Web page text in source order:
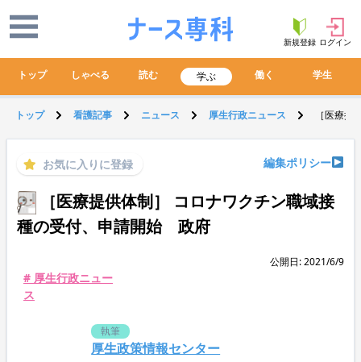
新規登録 ログイン
トップ しゃべる 読む 学ぶ 働く 学生
トップ 看護記事 ニュース 厚生行政ニュース ［医療
お気に入りに登録 編集ポリシー
［医療提供体制］ コロナワクチン職域接
種の受付、申請開始 政府
公開日: 2021/6/9
# 厚生行政ニュー
ス
執筆
厚生政策情報センター